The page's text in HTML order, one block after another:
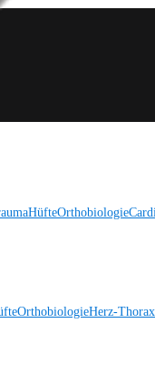
HüfteOrthobiologie
OrthobiologieHerz-